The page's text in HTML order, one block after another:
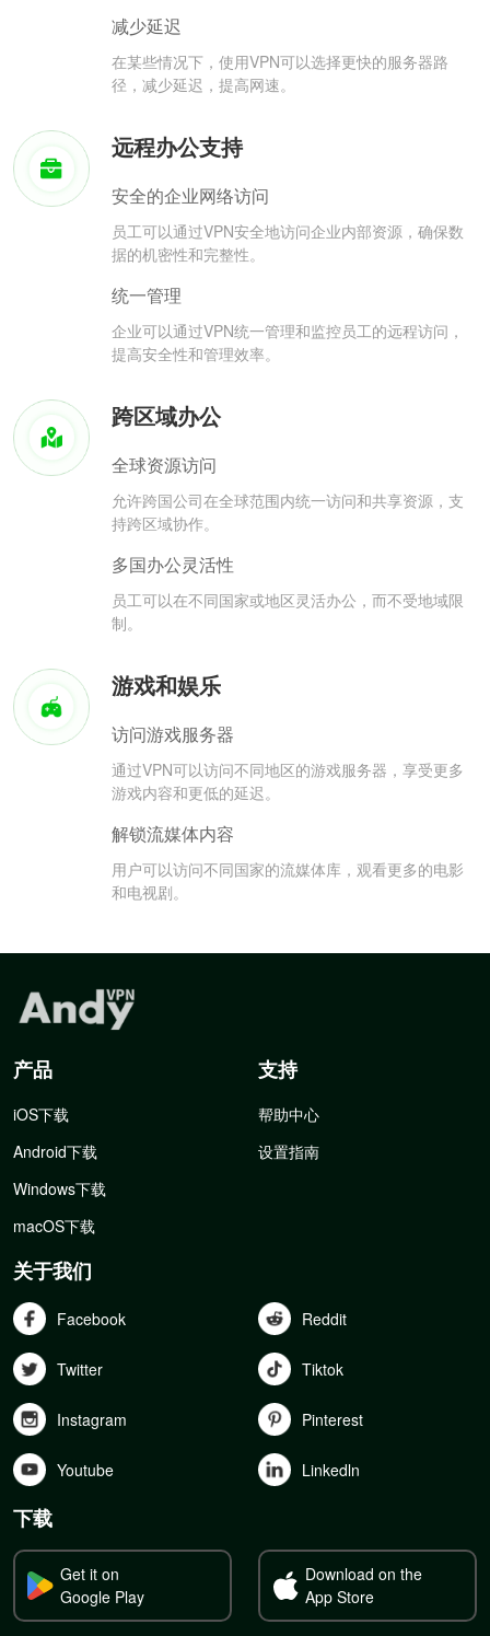
减少延迟
在某些情况下，使用VPN可以选择更快的服务器路
径，减少延迟，提高网速。
远程办公支持
安全的企业网络访问
员工可以通过VPN安全地访问企业内部资源，确保数
据的机密性和完整性。
统一管理
企业可以通过VPN统一管理和监控员工的远程访问，
提高安全性和管理效率。
跨区域办公
全球资源访问
允许跨国公司在全球范围内统一访问和共享资源，支
持跨区域协作。
多国办公灵活性
员工可以在不同国家或地区灵活办公，而不受地域限
制。
游戏和娱乐
访问游戏服务器
通过VPN可以访问不同地区的游戏服务器，享受更多
游戏内容和更低的延迟。
解锁流媒体内容
用户可以访问不同国家的流媒体库，观看更多的电影
和电视剧。
产品
iOS下载
Android下载
Windows下载
macOS下载
支持
帮助中心
设置指南
关于我们
Facebook Reddit
Twitter Tiktok
Instagram Pinterest
Youtube Linkedln
下载
Get it on
Google Play
Download on the
App Store